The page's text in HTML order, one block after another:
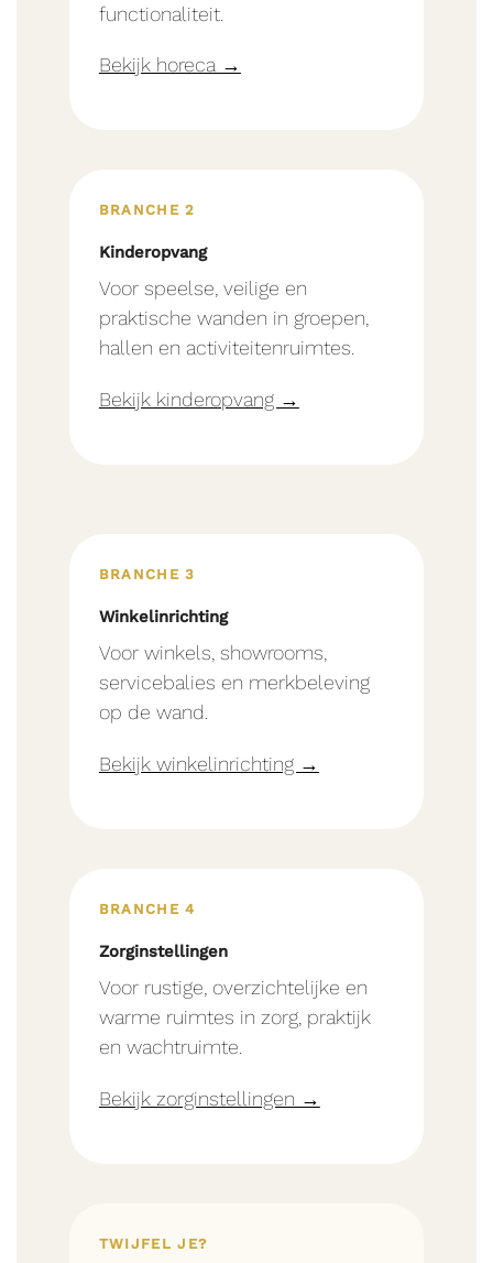
functionaliteit.
Bekijk horeca →
BRANCHE 2
Kinderopvang
Voor speelse, veilige en
praktische wanden in groepen,
hallen en activiteitenruimtes.
Bekijk kinderopvang →
BRANCHE 3
Winkelinrichting
Voor winkels, showrooms,
servicebalies en merkbeleving
op de wand.
Bekijk winkelinrichting →
BRANCHE 4
Zorginstellingen
Voor rustige, overzichtelijke en
warme ruimtes in zorg, praktijk
en wachtruimte.
Bekijk zorginstellingen →
TWIJFEL JE?